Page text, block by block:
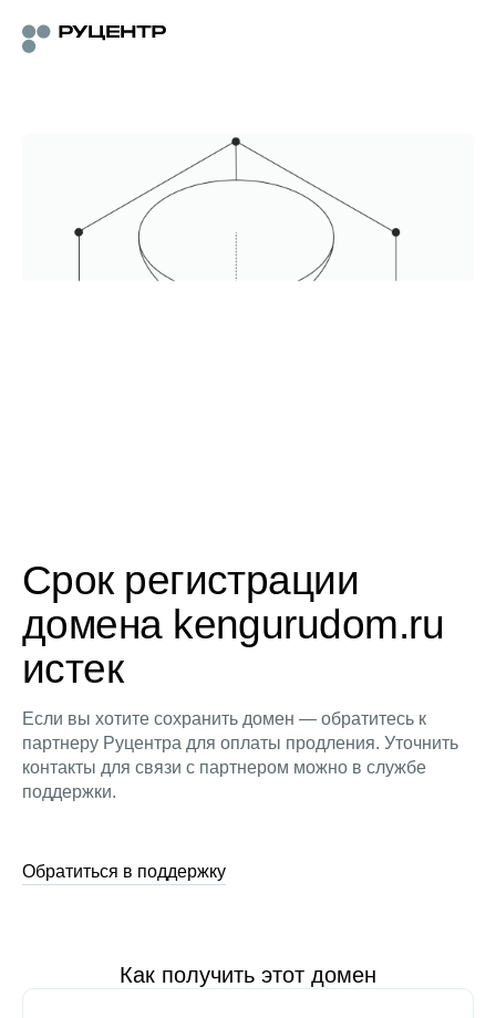
Срок регистрации
домена kengurudom.ru
истек
Если вы хотите сохранить домен — обратитесь к
партнеру Руцентра для оплаты продления. Уточнить
контакты для связи с партнером можно в службе
поддержки.
Обратиться в поддержку
Как получить этот домен